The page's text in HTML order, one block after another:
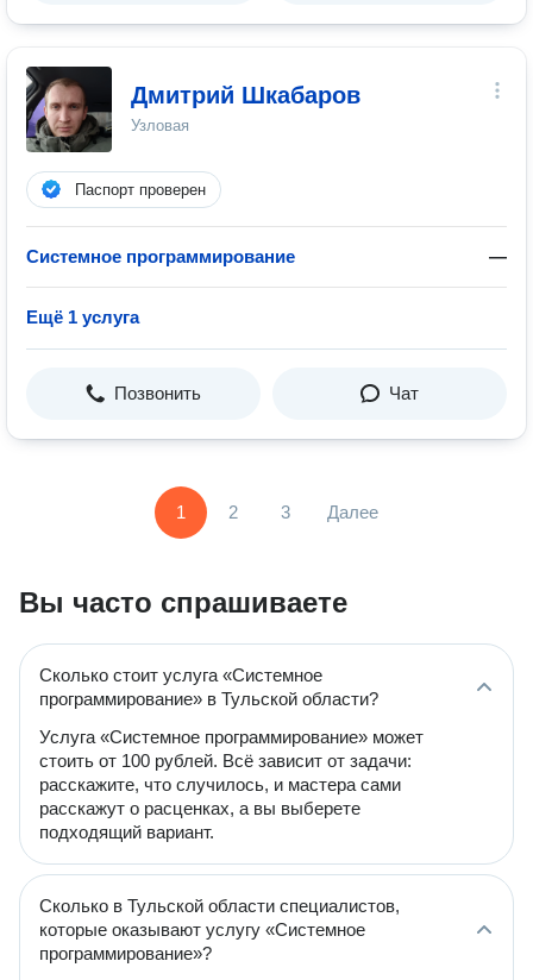
Дмитрий Шкабаров
Узловая
Паспорт проверен
Системное программирование —
Ещё 1 услуга
Позвонить Чат
1 2 3 Далее
Вы часто спрашиваете
Сколько стоит услуга «Системное
программирование» в Тульской области?
Услуга «Системное программирование» может
стоить от 100 рублей. Всё зависит от задачи:
расскажите, что случилось, и мастера сами
расскажут о расценках, а вы выберете
подходящий вариант.
Сколько в Тульской области специалистов,
которые оказывают услугу «Системное
программирование»?